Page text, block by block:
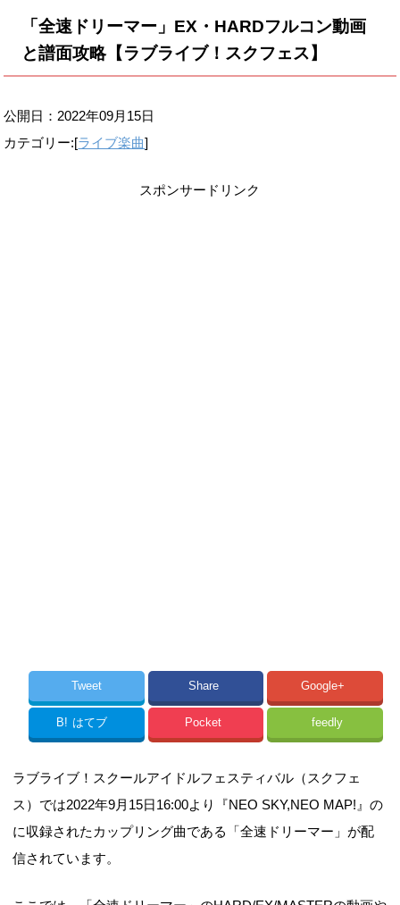
「全速ドリーマー」EX・HARDフルコン動画
と譜面攻略【ラブライブ！スクフェス】
公開日： 2022年09月15日
カテゴリー:[ライブ楽曲]
スポンサードリンク
Tweet Share Google+
B! はてブ Pocket feedly
ラブライブ！スクールアイドルフェスティバル（スクフェ
ス）では2022年9月15日16:00より『NEO SKY,NEO MAP!』の
に収録されたカップリング曲である「全速ドリーマー」が配
信されています。